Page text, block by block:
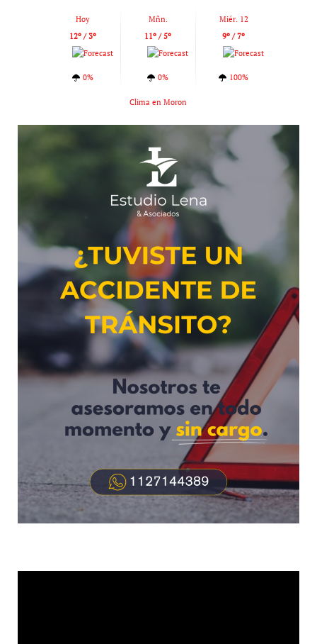
Hoy
12º / 3º
0%
Mñn.
11º / 5º
0%
Miér. 12
9º / 7º
100%
Clima en Moron